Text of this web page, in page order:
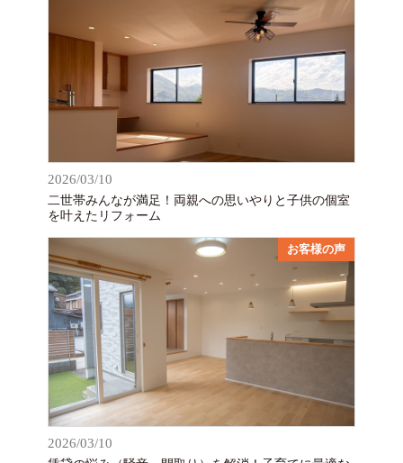
2026/03/10
二世帯みんなが満足！両親への思いやりと子供の個室
を叶えたリフォーム
お客様の声
2026/03/10